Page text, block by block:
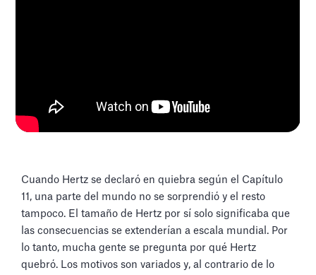
Cuando Hertz se declaró en quiebra según el Capítulo
11, una parte del mundo no se sorprendió y el resto
tampoco. El tamaño de Hertz por sí solo significaba que
las consecuencias se extenderían a escala mundial. Por
lo tanto, mucha gente se pregunta por qué Hertz
quebró. Los motivos son variados y, al contrario de lo